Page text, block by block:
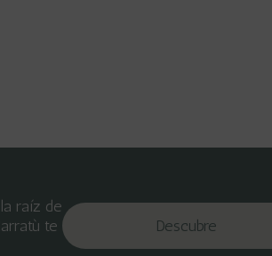
raíz de
te
Descubre